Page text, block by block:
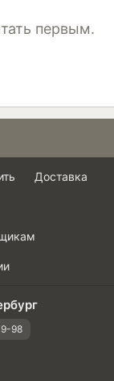
первым.
Доставка
98